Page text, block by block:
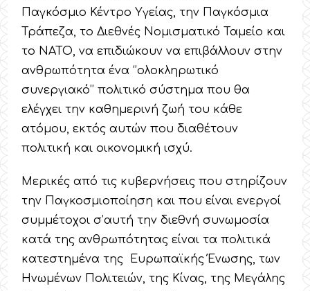
Παγκόσμιο Κέντρο Υγείας, την Παγκόσμια
Τράπεζα, το Διεθνές Νομισματικό Ταμείο και
το ΝΑΤΟ, να επιδιώκουν να επιβάλλουν στην
ανθρωπότητα ένα ‘’ολοκληρωτικό
συνεργιακό’’ πολιτικό σύστημα που θα
ελέγχει την καθημερινή ζωή του κάθε
ατόμου, εκτός αυτών που διαθέτουν
πολιτική και οικονομική ισχύ.
Μερικές από τις κυβερνήσεις που στηρίζουν
την Παγκοσμιοποίηση και που είναι ενεργοί
συμμέτοχοι σ’αυτή την διεθνή συνωμοσία
κατά της ανθρωπότητας είναι τα πολιτικά
κατεστημένα της Ευρωπαϊκής Ένωσης, των
Ηνωμένων Πολιτειών, της Κίνας, της Μεγάλης